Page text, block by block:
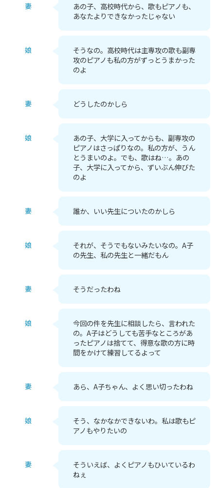
妻
あの子、高校時代から、歌もピアノも、
あなたよりできなかったじゃない
娘
そうなの。高校時代は主専攻の歌も副専
攻のピアノも私の方がずっとうまかった
のよ
妻 どうしたのかしら
娘
あの子、大学に入ってからも、副専攻の
ピアノはさっぱりなの。私の方が、うん
とうまいのよ。でも、歌はね…。あの
子、大学に入ってから、ずいぶん伸びた
のよ
妻 誰か、いい先生についたのかしら
娘
それが、そうでもないみたいなの。A子
の先生、私の先生と一緒だもん
妻 そうだったわね
娘
今回の件を先生に相談したら、言われた
の。A子はどうしても苦手なところがあ
ったピアノは捨てて、得意な歌の方に時
間をかけて練習してるよって
妻 あら、A子ちゃん、よく思い切ったわね
娘
そう、なかなかできないわ。私は歌もピ
アノもやりたいの
妻
そういえば、よくピアノもひいているわ
ねぇ